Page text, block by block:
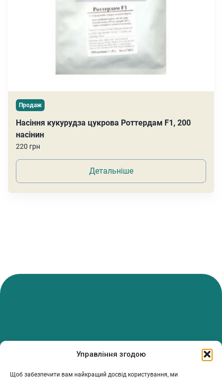
Управління згодою
Щоб забезпечити вам найкращий досвід користування, ми
Продаж
Насіння кукурудза цукрова Роттердам F1, 200
насінин
220 грн
Детальніше
PanTerrea — спільнота, що дбає про фермерів.
Ми об’єднуємо людей, досвід і рішення, щоб допомагати вам
розвивати ферму з упевненістю та підтримкою.